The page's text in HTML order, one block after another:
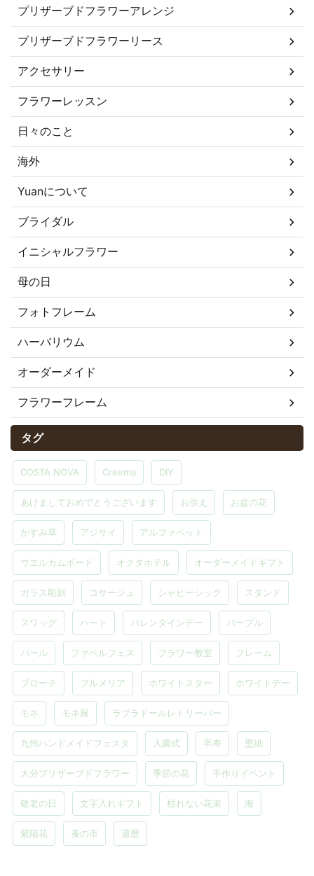
プリザーブドフラワーアレンジ
プリザーブドフラワーリース
アクセサリー
フラワーレッスン
日々のこと
海外
Yuanについて
ブライダル
イニシャルフラワー
母の日
フォトフレーム
ハーバリウム
オーダーメイド
フラワーフレーム
タグ
COSTA NOVA Creema DIY
あけましておめでとうございます お供え お盆の花
かすみ草 アジサイ アルファベット
ウエルカムボード オクタホテル オーダーメイドギフト
ガラス彫刻 コサージュ シャビーシック スタンド
スワッグ ハート バレンタインデー パープル
パール ファベルフェス フラワー教室 フレーム
ブローチ プルメリア ホワイトスター ホワイトデー
モネ モネ展 ラブラドールレトリーバー
九州ハンドメイドフェスタ 入園式 卒寿 壁紙
大分プリザーブドフラワー 季節の花 手作りイベント
敬老の日 文字入れギフト 枯れない花束 海
紫陽花 蚤の市 還暦